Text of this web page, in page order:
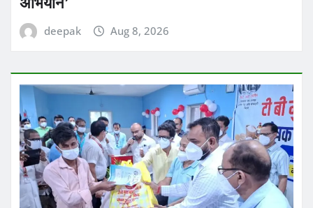
deepak Aug 8, 2026